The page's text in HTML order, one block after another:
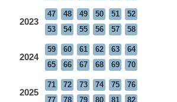
2023
47 48 49 50 51
52
53
54 55 56 57 58
2024
59 60 61 62 63
64
65
66 67 68 69 70
2025
71 72 73 74 75
76
77
78 79 80 81 82